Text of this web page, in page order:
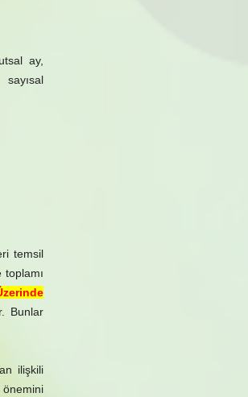
ay,
sayısal
temsil
toplamı
Bunlar
ilişkili
önemini